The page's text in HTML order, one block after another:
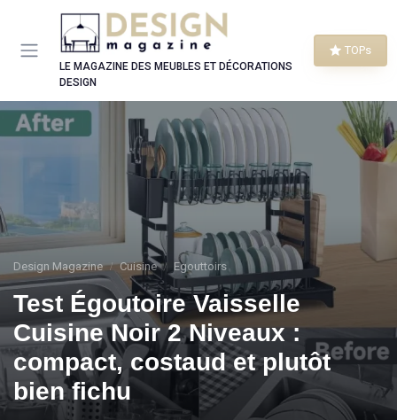
LE MAGAZINE DES MEUBLES ET DÉCORATIONS
DESIGN
TOPs
Design Magazine Cuisine Egouttoirs
Test Égoutoire Vaisselle
Cuisine Noir 2 Niveaux :
compact, costaud et plutôt
bien fichu
Panneau de gestion des cookies